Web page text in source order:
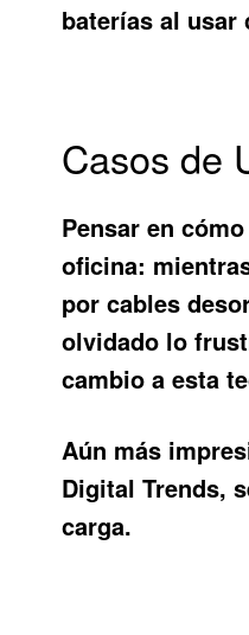
baterías al usar
Casos de
Pensar en
oficina:
por cables
olvidado lo
cambio a esta
Aún más
Digital Trends,
carga.